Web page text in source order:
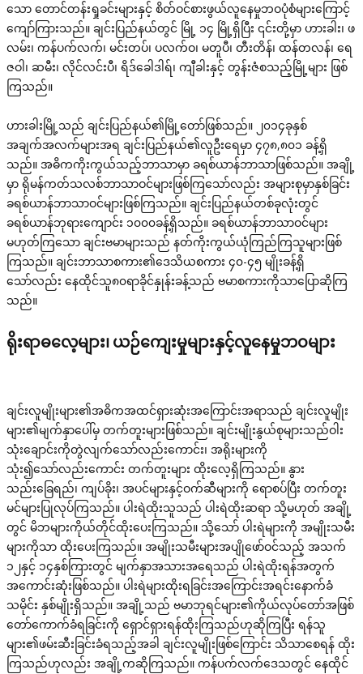
သော တောင်တန်းရှုခင်းများနှင့် စိတ်ဝင်စားဖွယ်လူနေမှုဘဝပုံစံများကြောင့်
ကျော်ကြားသည်။ ချင်းပြည်နယ်တွင် မြို့ ၁၄ မြို့ရှိပြီး ၎င်းတို့မှာ ဟားခါး၊ ဖ
လမ်း၊ ကန်ပက်လက်၊ မင်းတပ်၊ ပလက်ဝ၊ မတူပီ၊ တီးတိန်၊ ထန်တလန်၊ ရေ
ဇဝါ၊ ဆမီး၊ လိုင်လင်းပီ၊ ရိဒ်ခေါဒါရ်၊ ကျီခါးနှင့် တွန်းဇံစသည့်မြို့များ ဖြစ်
ကြသည်။
ဟားခါးမြို့သည် ချင်းပြည်နယ်၏မြို့တော်ဖြစ်သည်။ ၂၀၁၄ခုနှစ်
အချက်အလက်များအရ ချင်းပြည်နယ်၏လူဦးရေမှာ ၄၇၈,၈၀၁ ခန့်ရှိ
သည်။ အဓိကကိုးကွယ်သည့်ဘာသာမှာ ခရစ်ယာန်ဘာသာဖြစ်သည်။ အချို့
မှာ ရိုမန်ကတ်သလစ်ဘာသာဝင်များဖြစ်ကြသော်လည်း အများစုမှာနှစ်ခြင်း
ခရစ်ယာန်ဘာသာဝင်များဖြစ်ကြသည်။ ချင်းပြည်နယ်တစ်ခုလုံးတွင်
ခရစ်ယာန်ဘုရားကျောင်း ၁၀၀၀ခန့်ရှိသည်။ ခရစ်ယာန်ဘာသာဝင်များ
မဟုတ်ကြသော ချင်းဗမာများသည် နတ်ကိုးကွယ်ယုံကြည်ကြသူများဖြစ်
ကြသည်။ ချင်းဘာသာစကား၏ဒေသိယစကား ၄၀-၄၅ မျိုးခန့်ရှိ
သော်လည်း နေထိုင်သူ၈၀ရာခိုင်နှုန်းခန့်သည် ဗမာစကားကိုသာပြောဆိုကြ
သည်။
ရိုးရာဓလေ့များ၊ ယဉ်ကျေးမှုများနှင့်လူနေမှုဘဝများ
ချင်းလူမျိုးများ၏အဓိကအထင်ရှားဆုံးအကြောင်းအရာသည် ချင်းလူမျိုး
များ၏မျက်နှာပေါ်မှ တက်တူးများဖြစ်သည်။ ချင်းမျိုးနွယ်စုများသည်ဝါး
သုံးချောင်းကိုတွဲလျက်သော်လည်းကောင်း၊ အရိုးများကို
သုံး၍သော်လည်းကောင်း တက်တူးများ ထိုးလေ့ရှိကြသည်။ နွား
သည်းခြေရည်၊ ကျပ်ခိုး၊ အပင်များနှင့်ဝက်ဆီများကို ရောစပ်ပြီး တက်တူး
မင်များပြုလုပ်ကြသည်။ ပါးရဲထိုးသူသည် ပါးရဲထိုးဆရာ သို့မဟုတ် အချို့
တွင် မိဘများကိုယ်တိုင်ထိုးပေးကြသည်။ သို့သော် ပါးရဲများကို အမျိုးသမီး
များကိုသာ ထိုးပေးကြသည်။ အမျိုးသမီးများအပျိုဖော်ဝင်သည့် အသက်
၁၂နှင့် ၁၄နှစ်ကြားတွင် မျက်နှာအသားအရေသည် ပါးရဲထိုးရန်အတွက်
အကောင်းဆုံးဖြစ်သည်။ ပါးရဲများထိုးရခြင်းအကြောင်းအရင်းနောက်ခံ
သမိုင်း နှစ်မျိုးရှိသည်။ အချို့သည် ဗမာဘုရင်များ၏ကိုယ်လုပ်တော်အဖြစ်
တော်ကောက်ခံရခြင်းကို ရှောင်ရှားရန်ထိုးကြသည်ဟုဆိုကြပြီး ရန်သူ
များ၏ဖမ်းဆီးခြင်းခံရသည့်အခါ ချင်းလူမျိုးဖြစ်ကြောင်း သိသာစေရန် ထိုး
ကြသည်ဟုလည်း အချို့ကဆိုကြသည်။ ကန်ပက်လက်ဒေသတွင် နေထိုင်